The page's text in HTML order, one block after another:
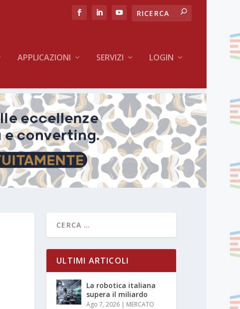
APPLICAZIONI SERVIZI LOGIN
ULTIMI ARTICOLI
La robotica italiana
supera il miliardo
Ago 7, 2026 | MERCATO